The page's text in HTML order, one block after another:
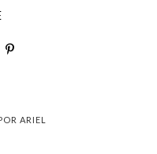
ARIEL